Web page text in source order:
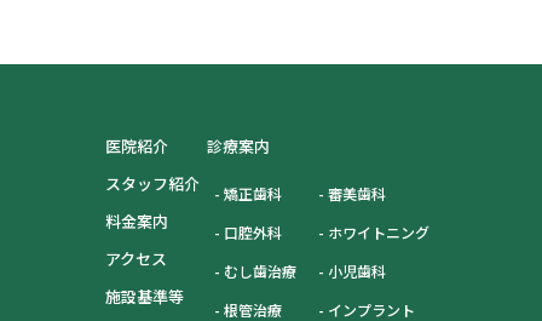
医院紹介
スタッフ紹介
料金案内
アクセス
施設基準等
診療案内
矯正歯科
口腔外科
むし歯治療
根管治療
審美歯科
ホワイトニング
小児歯科
インプラント